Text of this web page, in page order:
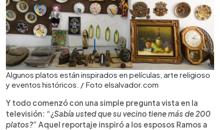
Algunos platos están inspirados en películas, arte religioso
y eventos históricos. / Foto elsalvador.com
Y todo comenzó con una simple pregunta vista en la
televisión: “¿Sabía usted que su vecino tiene más de 200
platos?” Aquel reportaje inspiró a los esposos Ramos a